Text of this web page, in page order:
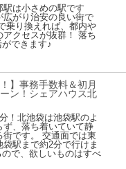
は小さめの駅です
広がり治安の良い街で
乗り換えれば、都内や
アクセスが抜群！ 落ち
できます♪
】事務手数料＆初月
ン！シェアハウス北
！北池袋は池袋駅のよ
ず、落ち着いていて静
です。 交通面では東
駅まで約2分で行けま
で、欲しいものはすべ